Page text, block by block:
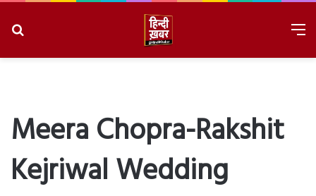
Meera Chopra-Rakshit
Kejriwal Wedding